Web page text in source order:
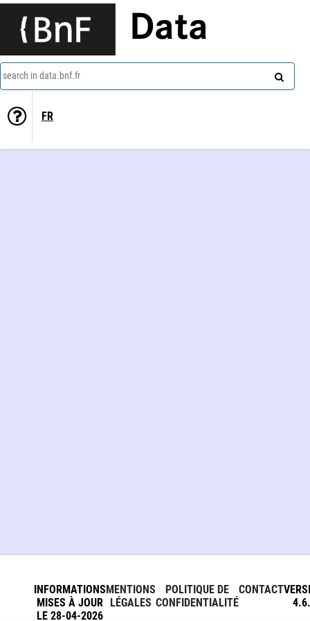
Data
search in data.bnf.fr
FR
INFORMATIONS
MISES À JOUR
LE 28-04-2026
MENTIONS
LÉGALES
POLITIQUE DE
CONFIDENTIALITÉ
CONTACT